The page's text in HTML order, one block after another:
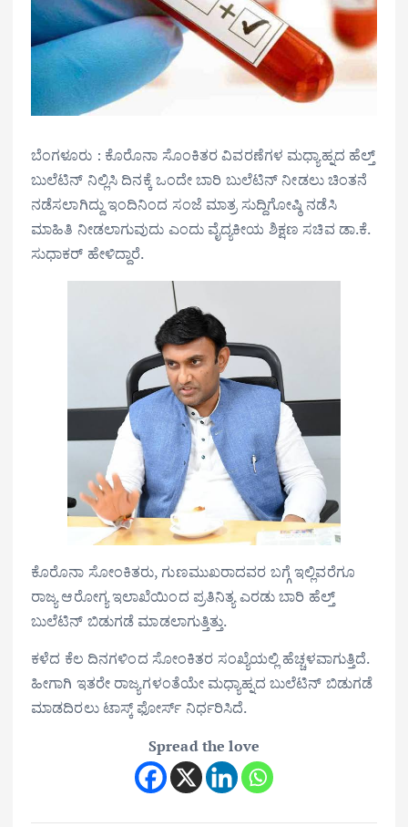
ಬೆಂಗಳೂರು : ಕೊರೊನಾ ಸೊಂಕಿತರ ವಿವರಣೆಗಳ ಮಧ್ಯಾಹ್ನದ ಹೆಲ್ತ್
ಬುಲೆಟಿನ್ ನಿಲ್ಲಿಸಿ ದಿನಕ್ಕೆ ಒಂದೇ ಬಾರಿ ಬುಲೆಟಿನ್ ನೀಡಲು ಚಿಂತನೆ
ನಡೆಸಲಾಗಿದ್ದು ಇಂದಿನಿಂದ ಸಂಜೆ ಮಾತ್ರ ಸುದ್ದಿಗೋಷ್ಠಿ ನಡೆಸಿ
ಮಾಹಿತಿ ನೀಡಲಾಗುವುದು ಎಂದು ವೈದ್ಯಕೀಯ ಶಿಕ್ಷಣ ಸಚಿವ ಡಾ.ಕೆ.
ಸುಧಾಕರ್ ಹೇಳಿದ್ದಾರೆ.
ಕೊರೊನಾ ಸೋಂಕಿತರು, ಗುಣಮುಖರಾದವರ ಬಗ್ಗೆ ಇಲ್ಲಿವರೆಗೂ
ರಾಜ್ಯ ಆರೋಗ್ಯ ಇಲಾಖೆಯಿಂದ ಪ್ರತಿನಿತ್ಯ ಎರಡು ಬಾರಿ ಹೆಲ್ತ್
ಬುಲೆಟಿನ್ ಬಿಡುಗಡೆ ಮಾಡಲಾಗುತ್ತಿತ್ತು.
ಕಳೆದ ಕೆಲ ದಿನಗಳಿಂದ ಸೋಂಕಿತರ ಸಂಖ್ಯೆಯಲ್ಲಿ ಹೆಚ್ಚಳವಾಗುತ್ತಿದೆ.
ಹೀಗಾಗಿ ಇತರೇ ರಾಜ್ಯಗಳಂತೆಯೇ ಮಧ್ಯಾಹ್ನದ ಬುಲೆಟಿನ್ ಬಿಡುಗಡೆ
ಮಾಡದಿರಲು ಟಾಸ್ಕ್ ಫೋರ್ಸ್ ನಿರ್ಧರಿಸಿದೆ.
Spread the love